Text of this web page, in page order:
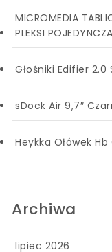
MICROMEDIA
PLEKSI
Głośniki Edifier 2.0
sDock Air 9,7″
Heykka Ołówek
Archiwa
lipiec 2026